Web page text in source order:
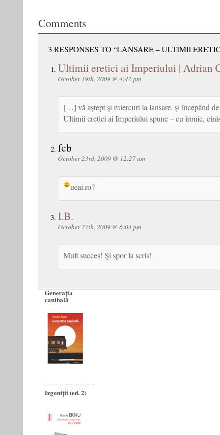
Comments
3 RESPONSES TO “LANSARE – ULTIMII
Ultimii eretici ai Imperiului | Adrian
October 19th, 2009 @ 4:42 pm
[…] vă aştept şi miercuri la lansare, şi începând
Ultimii eretici ai Imperiului spune – cu ironie,
fcb
October 23rd, 2009 @ 12:27 am
ueai.ro?
I.B.
October 27th, 2009 @ 6:03 pm
Mult succes! Şi spor la scris!
Generaţia
canibală
Izgoniții (ed. 2)